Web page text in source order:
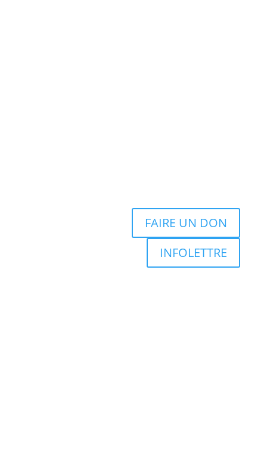
FAIRE UN DON
INFOLETTRE